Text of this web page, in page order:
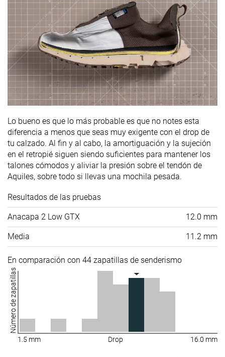
Lo bueno es que lo más probable es que no notes esta
diferencia a menos que seas muy exigente con el drop de
tu calzado. Al fin y al cabo, la amortiguación y la sujeción
en el retropié siguen siendo suficientes para mantener los
talones cómodos y aliviar la presión sobre el tendón de
Aquiles, sobre todo si llevas una mochila pesada.
Resultados de las pruebas
Anacapa 2 Low GTX 12.0 mm
Media 11.2 mm
En comparación con 44 zapatillas de senderismo
Número de zapatillas
1.5 mm Drop 16.0 mm